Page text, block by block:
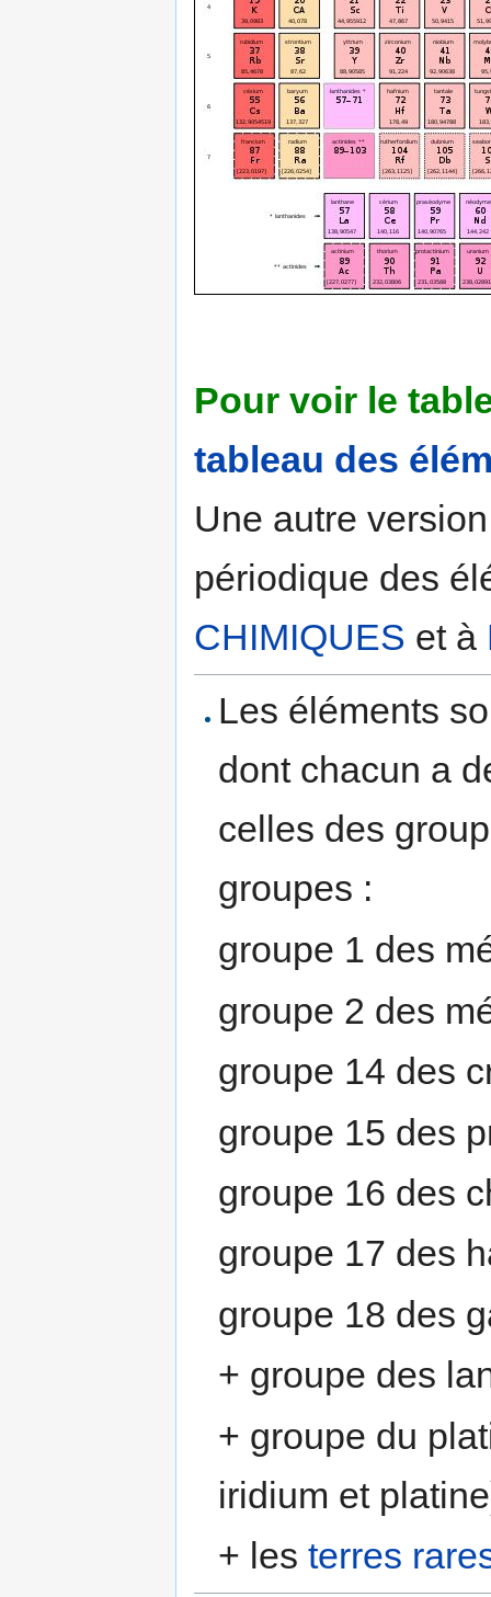
Pour voir le
tableau des
Une autre
périodique des
CHIMIQUES et à
Les éléments
dont chacun a
celles des
groupes :
groupe 1 des
groupe 2 des
groupe 14 des
groupe 15 des
groupe 16 des
groupe 17 des
groupe 18 des
+ groupe des
+ groupe du
iridium et
+ lesterres